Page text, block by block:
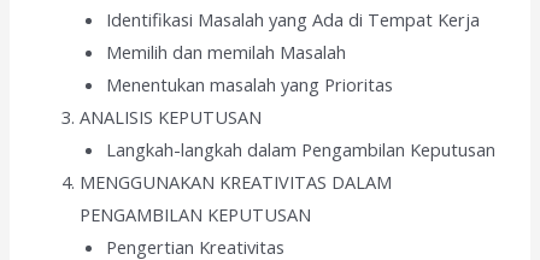
Identifikasi Masalah yang Ada di Tempat Kerja
Memilih dan memilah Masalah
Menentukan masalah yang Prioritas
ANALISIS KEPUTUSAN
Langkah-langkah dalam Pengambilan Keputusan
MENGGUNAKAN KREATIVITAS DALAM
PENGAMBILAN KEPUTUSAN
Pengertian Kreativitas